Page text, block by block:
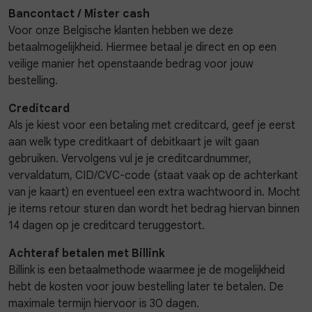
Skorts
T-shirts
Truien
Blazers & gilets
Rokken
Jumpsuits & playsuits
Broche
Giftboxen
Steentje/bedel
Enkelbandjes
Overige Sieraden
Parfum
Zonnebrillen
Sokken
Petten & Mutsen
Woonaccessoires
Bancontact / Mister cash
Voor onze Belgische klanten hebben we deze
betaalmogelijkheid. Hiermee betaal je direct en op een
veilige manier het openstaande bedrag voor jouw
bestelling.
Creditcard
Als je kiest voor een betaling met creditcard, geef je eerst
aan welk type creditkaart of debitkaart je wilt gaan
gebruiken. Vervolgens vul je je creditcardnummer,
vervaldatum, CID/CVC-code (staat vaak op de achterkant
van je kaart) en eventueel een extra wachtwoord in. Mocht
je items retour sturen dan wordt het bedrag hiervan binnen
14 dagen op je creditcard teruggestort.
Achteraf betalen met Billink
Billink is een betaalmethode waarmee je de mogelijkheid
hebt de kosten voor jouw bestelling later te betalen. De
maximale termijn hiervoor is 30 dagen.